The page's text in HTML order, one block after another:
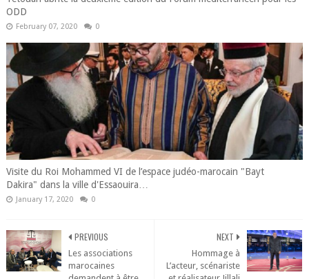
ODD
February 07, 2020 0
Visite du Roi Mohammed VI de l’espace judéo-marocain "Bayt
Dakira" dans la ville d'Essaouira…
January 17, 2020 0
NEXT
Hommage à
L’acteur, scénariste
PREVIOUS
Les associations
marocaines